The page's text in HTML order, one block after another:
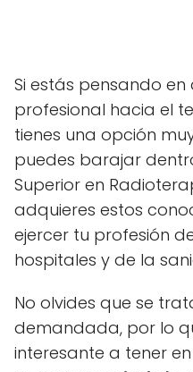
Si estás pensando
profesional hacia el
tienes una opción
puedes barajar
Superior en
adquieres estos
ejercer tu profesión
hospitales y de la
No olvides que se
demandada, por lo
interesante a tener